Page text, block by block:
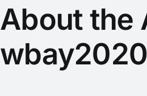
About the
wbay2020